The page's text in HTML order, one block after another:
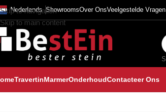
Skip to navigation
Skip to main content
Nederlands ShowroomsOver OnsVeelgestelde Vragen
TravertinMarmerOnderhoudContacteer Ons